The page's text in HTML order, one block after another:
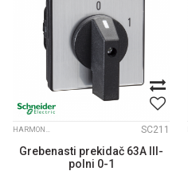
HARMONY K 30A-150A SC211
Grebenasti prekidač 63A III-
polni 0-1